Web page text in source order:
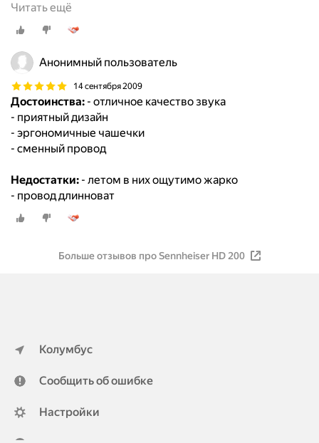
Читать ещё
Анонимный пользователь
14 сентября 2009
Достоинства: - отличное качество звука
- приятный дизайн
- эргономичные чашечки
- сменный провод
Недостатки: - летом в них ощутимо жарко
- провод длинноват
Больше отзывов про Sennheiser HD 200
Колумбус
Сообщить об ошибке
Настройки